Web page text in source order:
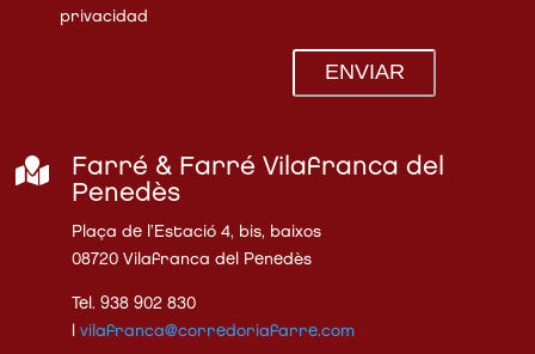
privacidad

Farré & Farré Vilafranca del
Penedès
Plaça de l’Estació 4, bis, baixos
08720 Vilafranca del Penedès
Tel. 938 902 830
vilafranca@corredoriafarre.com